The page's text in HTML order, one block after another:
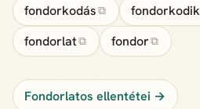
fondorkodás ⧉ fondorkodik
fondorlat ⧉ fondor⧉
Fondorlatos ellentétei →